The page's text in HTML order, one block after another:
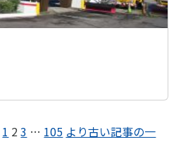
1 23 … 105 より古い記事の一